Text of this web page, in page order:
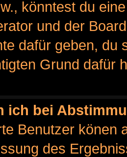
könntest du
und der
dafür geben, du
Grund dafür
ich bei
Benutzer könen
des